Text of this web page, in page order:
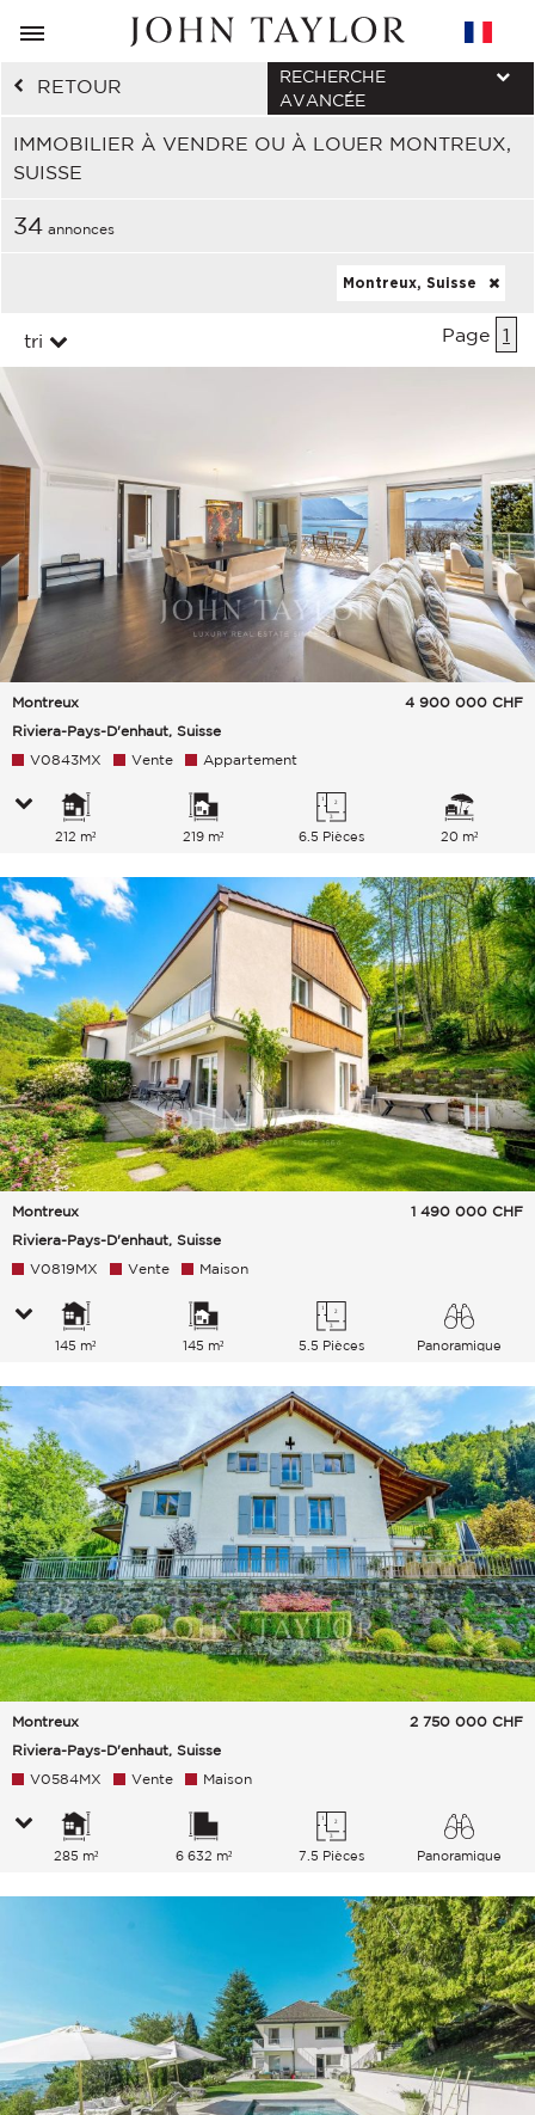
RETOUR
IMMOBILIER À VENDRE OU À LOUER MONTREUX,
SUISSE
RECHERCHE
AVANCÉE
34 annonces
Montreux, Suisse
tri Page 1
Montreux
Riviera-Pays-D'enhaut, Suisse
4 900 000 CHF
V0843MX Vente Appartement
212 m² 219 m² 6.5 Pièces 20 m²
Montreux
Riviera-Pays-D'enhaut, Suisse
1 490 000 CHF
V0819MX Vente Maison
145 m² 145 m² 5.5 Pièces Panoramique
Montreux
Riviera-Pays-D'enhaut, Suisse
2 750 000 CHF
V0584MX Vente Maison
285 m² 6 632 m² 7.5 Pièces
Panoramique